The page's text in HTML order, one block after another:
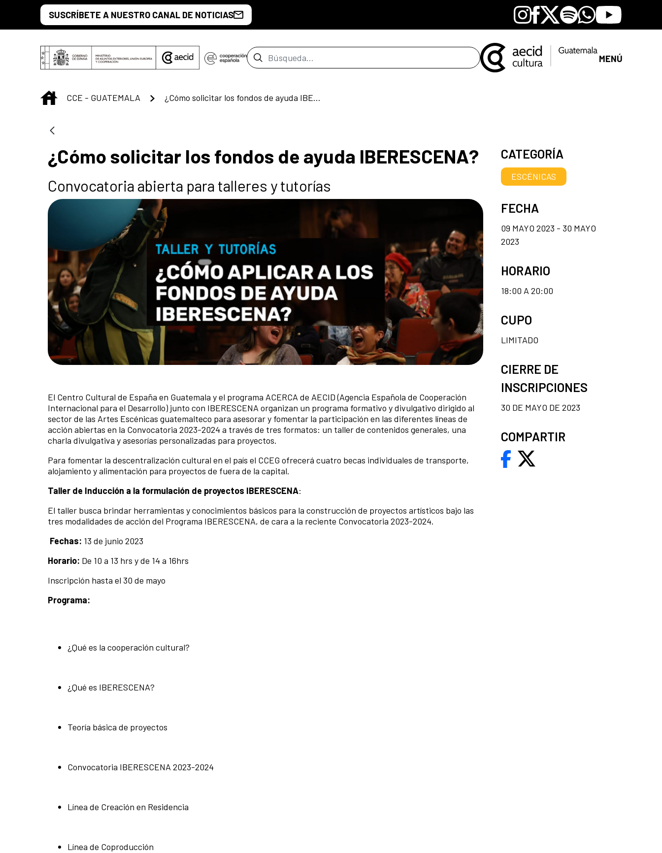
Saltar al contenido principal
SUSCRÍBETE A NUESTRO CANAL DE NOTICIAS Instagram
Facebook
X SpotifyWhatsapp
Youtube
Barra de búsqueda MENÚ
INICIO
CCE - GUATEMALA ¿Cómo solicitar los fondos de ayuda IBERESCENA?
¿Cómo solicitar los fondos de ayuda IBERESCENA?
Convocatoria abierta para talleres y tutorías
El Centro Cultural de España en Guatemala y el programa ACERCA de AECID (Agencia Española de Cooperación
Internacional para el Desarrollo) junto con IBERESCENA organizan un programa formativo y divulgativo dirigido al
sector de las Artes Escénicas guatemalteco para asesorar y fomentar la participación en las diferentes líneas de
acción abiertas en la Convocatoria 2023-2024 a través de tres formatos: un taller de contenidos generales, una
charla divulgativa y asesorías personalizadas para proyectos.
Para fomentar la descentralización cultural en el país el CCEG ofrecerá cuatro becas individuales de transporte,
alojamiento y alimentación para proyectos de fuera de la capital.
Taller de Inducción a la formulación de proyectos IBERESCENA:
El taller busca brindar herramientas y conocimientos básicos para la construcción de proyectos artísticos bajo las
tres modalidades de acción del Programa IBERESCENA, de cara a la reciente Convocatoria 2023-2024.
Fechas: 13 de junio 2023
Horario: De 10 a 13 hrs y de 14 a 16hrs
Inscripción hasta el 30 de mayo
Programa:
¿Qué es la cooperación cultural?
¿Qué es IBERESCENA?
Teoría básica de proyectos
Convocatoria IBERESCENA 2023-2024
Línea de Creación en Residencia
Línea de Coproducción
CATEGORÍA
ESCÉNICAS
FECHA
09 MAYO 2023 - 30 MAYO
2023
HORARIO
18:00 A 20:00
CUPO
LIMITADO
CIERRE DE
INSCRIPCIONES
30 DE MAYO DE 2023
COMPARTIR